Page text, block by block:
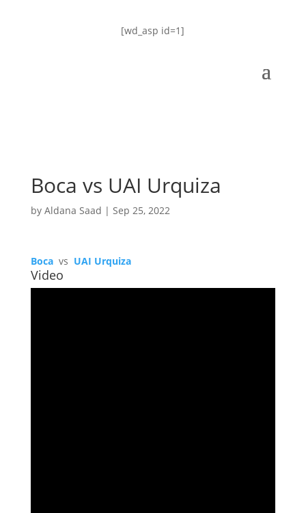
[wd_asp id=1]
Boca vs UAI Urquiza
by Aldana Saad | Sep 25, 2022
Boca vs UAI Urquiza
Video